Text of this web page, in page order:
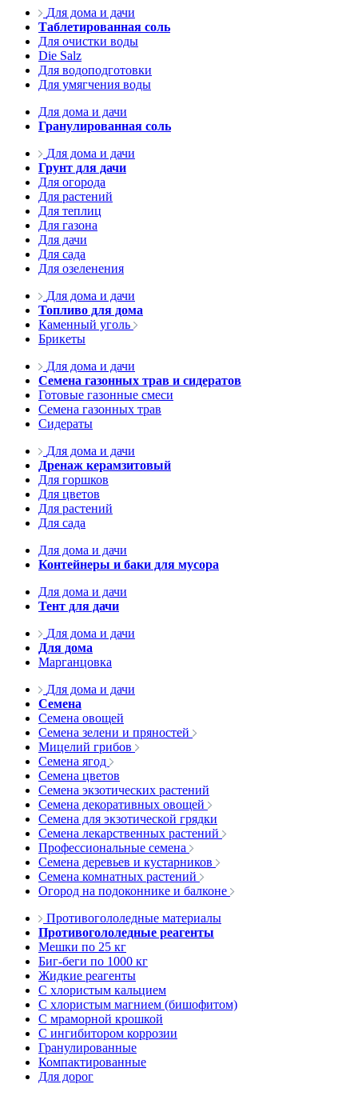
Для дома и дачи
Таблетированная соль
Для очистки воды
Die Salz
Для водоподготовки
Для умягчения воды
Для дома и дачи
Гранулированная соль
Для дома и дачи
Грунт для дачи
Для огорода
Для растений
Для теплиц
Для газона
Для дачи
Для сада
Для озеленения
Для дома и дачи
Топливо для дома
Каменный уголь
Брикеты
Для дома и дачи
Семена газонных трав и сидератов
Готовые газонные смеси
Семена газонных трав
Сидераты
Для дома и дачи
Дренаж керамзитовый
Для горшков
Для цветов
Для растений
Для сада
Для дома и дачи
Контейнеры и баки для мусора
Для дома и дачи
Тент для дачи
Для дома и дачи
Для дома
Марганцовка
Для дома и дачи
Семена
Семена овощей
Семена зелени и пряностей
Мицелий грибов
Семена ягод
Семена цветов
Семена экзотических растений
Семена декоративных овощей
Семена для экзотической грядки
Семена лекарственных растений
Профессиональные семена
Семена деревьев и кустарников
Семена комнатных растений
Огород на подоконнике и балконе
Противогололедные материалы
Противогололедные реагенты
Мешки по 25 кг
Биг-беги по 1000 кг
Жидкие реагенты
С хлористым кальцием
С хлористым магнием (бишофитом)
С мраморной крошкой
С ингибитором коррозии
Гранулированные
Компактированные
Для дорог